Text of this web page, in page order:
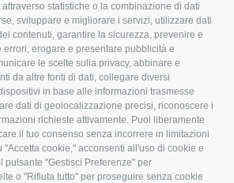
statistiche o la combinazione di dati
sviluppare e migliorare i servizi, utilizzare dati
contenuti, garantire la sicurezza, prevenire e
erogare e presentare pubblicità e
le scelte sulla privacy, abbinare e
da altre fonti di dati, collegare diversi
in base alle informazioni trasmesse
dati di geolocalizzazione precisi, riconoscere i
richieste attivamente. Puoi liberamente
il tuo consenso senza incorrere in limitazioni
cookie," acconsenti all'uso di cookie e
pulsante "Gestisci Preferenze" per
o "Rifiuta tutto" per proseguire senza cookie
e
Associazione
CONFAGRICOLTURA
ATTIVA
Notizie in evidenza
Eventi
Comunicati Stampa
Video